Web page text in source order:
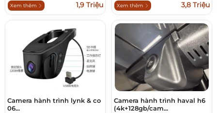
Xem thêm 1,9 Triệu Xem thêm 3,8 Triệu
Camera hành trình lynk & co
06...
Camera hành trình haval h6
(4k+128gb/cam...